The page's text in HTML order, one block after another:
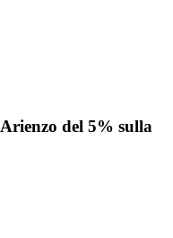
del 5% sulla